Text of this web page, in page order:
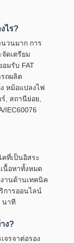
ไร?
วนมาก การ
ดเตรียม
อมรับ FAT
รถผลิต
หม้อแปลงไฟ
, สถานีย่อย,
IEC60076
ที่เป็นอิสระ
นื้อหาทั้งหมด
านด้านเทคนิค
การออนไลน์
นาที
ง?
จรจาต่อรอง